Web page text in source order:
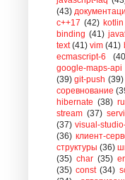
(43)
c++17 (42) kotlin
binding (41)
text (41) vim (41)
ecmascript-6
google-maps-api
(39) git-push (39)
соревнование
hibernate (38)
stream (37)
(37) visual-
(36) клиент-
структуры (36)
(35) char (35)
(35) const (34)